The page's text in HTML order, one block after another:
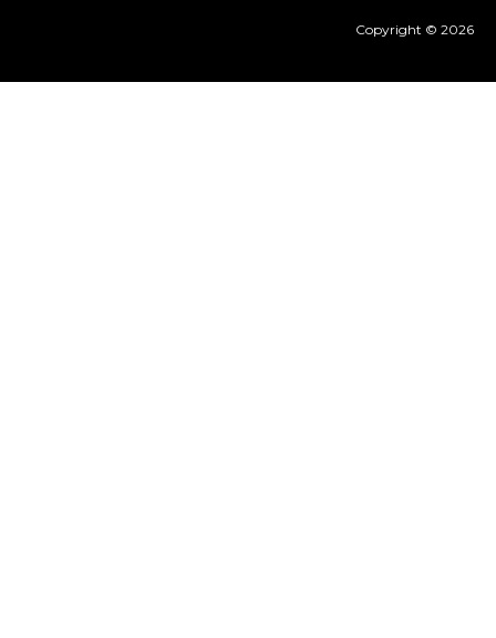
Copyright © 2026